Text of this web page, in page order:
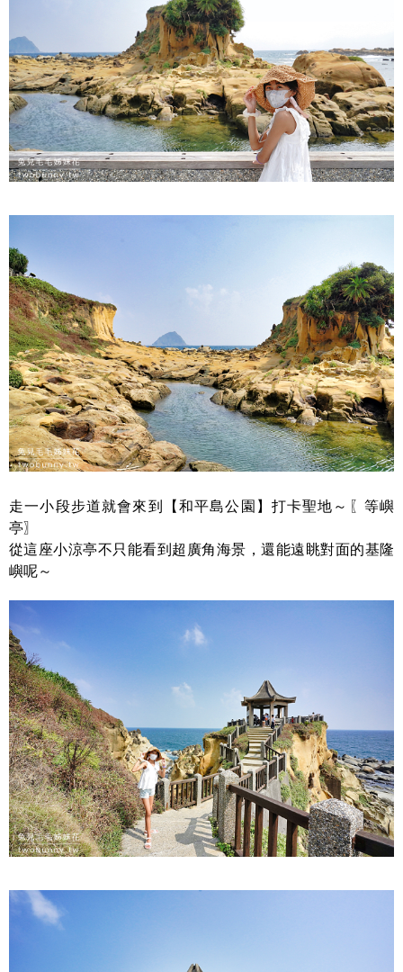
走一小段步道就會來到【和平島公園】打卡聖地～〖等嶼
亭〗
從這座小涼亭不只能看到超廣角海景，還能遠眺對面的基隆
嶼呢～